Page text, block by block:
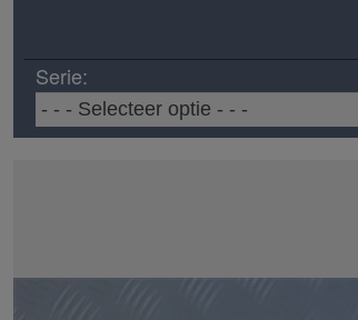
Serie: